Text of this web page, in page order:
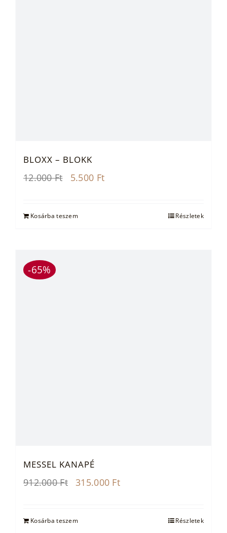
BLOXX – BLOKK
12.000Ft
Original
12.000 Ft.
5.500 Ft
Kosárba teszem Részletek
-65%
MESSEL KANAPÉ
912.000Ft
Original
912.000 Ft.
315.000 Ft
315.000 Ft.
Kosárba teszem Részletek